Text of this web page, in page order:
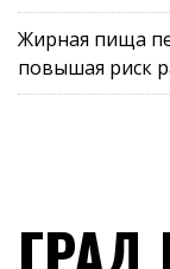
Жирная пища
повышая риск